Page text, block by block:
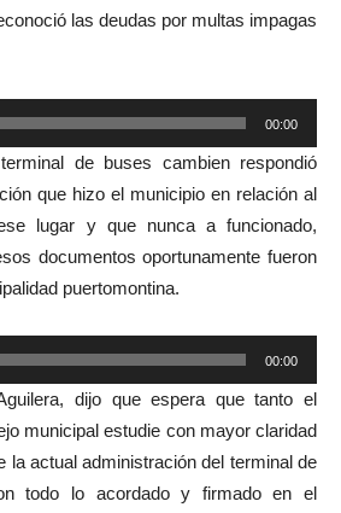
las deudas por multas impagas
00:00
de buses cambien respondió
que hizo el municipio en relación al
lugar y que nunca a funcionado,
documentos oportunamente fueron
puertomontina.
00:00
dijo que espera que tanto el
municipal estudie con mayor claridad
la actual administración del terminal de
todo lo acordado y firmado en el